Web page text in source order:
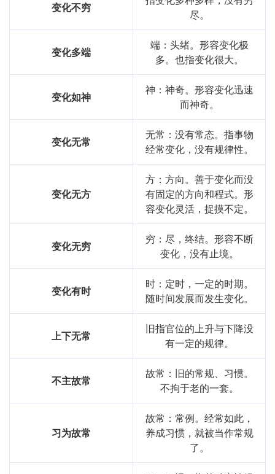
反思与总结：
通过对“变故易常”的学*，我深刻体会到生活的无常与变化的
必然性。这一成语不仅丰富了我的语言表达，也让我在面对
生活挑战时，能够以更开放的心态去适应和应对。理解这一
成语的意义，有助于提高我的心理韧性和应变能力。
基础信息
biàn gǔ yì
用法 "作谓语、定语；指改变原有的准则"
变古易常
字义分解
易 故
cháng
常 变
变化不穷
尽。
变化多端
端：头绪。形容变化极
多。也指变化很大。
变化如神
神：神奇。形容变化迅速
而神奇。
变化无常
无常：没有常态。指事物
经常变化，没有规律性。
变化无方
方：方向。善于变化而没
有固定的方向和程式。形
容变化灵活，捉摸不定。
变化无穷
穷：尽，终结。形容不断
变化，没有止境。
变化有时
时：定时，一定的时期。
随时间发展而发生变化。
上下无常
旧指官位的上升与下降没
有一定的规律。
不主故常
故常：旧的常规、习惯。
不拘于老的一套。
习为故常
故常：常例。经常如此，
养成习惯，就被当作常规
了。